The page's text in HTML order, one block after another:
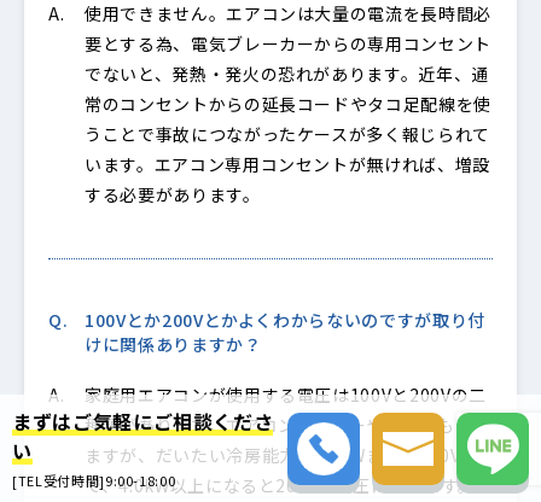
使用できません。エアコンは大量の電流を長時間必
要とする為、電気ブレーカーからの専用コンセント
でないと、発熱・発火の恐れがあります。近年、通
常のコンセントからの延長コードやタコ足配線を使
うことで事故につながったケースが多く報じられて
います。エアコン専用コンセントが無ければ、増設
する必要があります。
100Vとか200Vとかよくわからないのですが取り付
けに関係ありますか？
家庭用エアコンが使用する電圧は100Vと200Vの二
種類があります。エアコンメーカーや機種にもより
ますが、だいたい冷房能力が3.6kWまでは100V
で、4.0kW以上になると200Vの電圧になります。
まずはご気軽にご相談くださ
い
[TEL受付時間]9:00-18:00